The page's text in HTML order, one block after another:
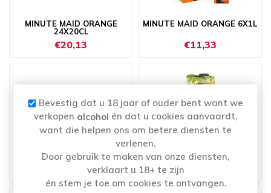
MINUTE MAID ORANGE
24X20CL
€20,13
MINUTE MAID ORANGE 6X1L
€11,33
MINUTE MAID ORANGE BRIK
8X4X20CL
€33,99
MINUTE MAID ORANGE PET
4X33CL
Bevestig dat u 18 jaar of ouder bent want we
verkopen alcohol én dat u cookies aanvaardt,
want die helpen ons om betere diensten te
verlenen.
Door gebruik te maken van onze diensten,
verklaart u 18+ te zijn
én stem je toe om cookies te ontvangen.